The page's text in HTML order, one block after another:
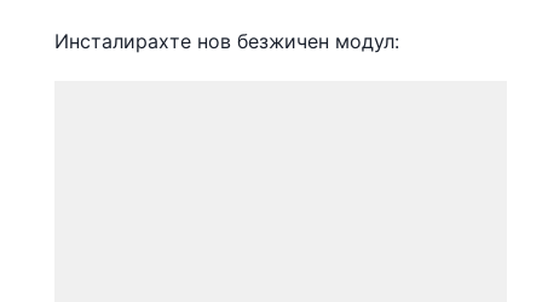
Инсталирахте нов безжичен модул: